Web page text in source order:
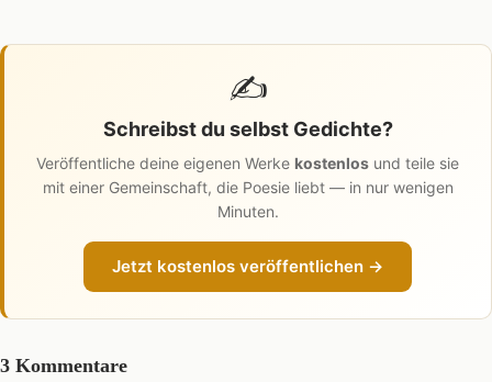
✍️
Schreibst du selbst Gedichte?
Veröffentliche deine eigenen Werke kostenlos und teile sie
mit einer Gemeinschaft, die Poesie liebt — in nur wenigen
Minuten.
Jetzt kostenlos veröffentlichen →
3 Kommentare